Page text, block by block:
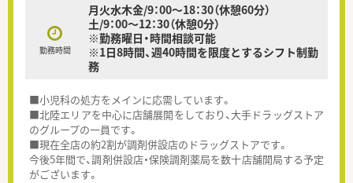
勤務時間
月火水木金/9：00～18：30（休憩60分）
土/9：00～12：30（休憩0分）
※勤務曜日・時間相談可能
※1日8時間、週40時間を限度とするシフト制勤
務
■小児科の処方をメインに応需しています。
■北陸エリアを中心に店舗展開をしており、大手ドラッグストア
のグループの一員です。
■現在全店の約2割が調剤併設店のドラッグストアです。
今後5年間で、調剤併設店・保険調剤薬局を数十店舗開局する予定
がございます。